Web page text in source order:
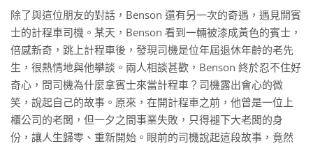
除了與這位朋友的對話，Benson 還有另一次的奇遇，遇見開賓
士的計程車司機。某天，Benson 看到一輛被漆成黃色的賓士，
倍感新奇，跳上計程車後，發現司機是位年屆退休年齡的老先
生，很熱情地與他攀談。兩人相談甚歡，Benson 終於忍不住好
奇心，問司機為什麼拿賓士來當計程車？司機露出會心的微
笑，說起自己的故事。原來，在開計程車之前，他曾是一位上
櫃公司的老闆，但一夕之間事業失敗，只得褪下大老闆的身
份，讓人生歸零、重新開始。眼前的司機說起這段故事，竟然